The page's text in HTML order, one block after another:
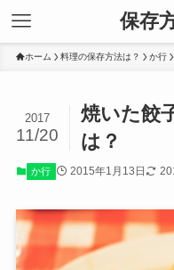
保存
ホーム 料理の保存方法は？ か行
焼いた餃
は？
2017
11/20
か行 2015年1月13日